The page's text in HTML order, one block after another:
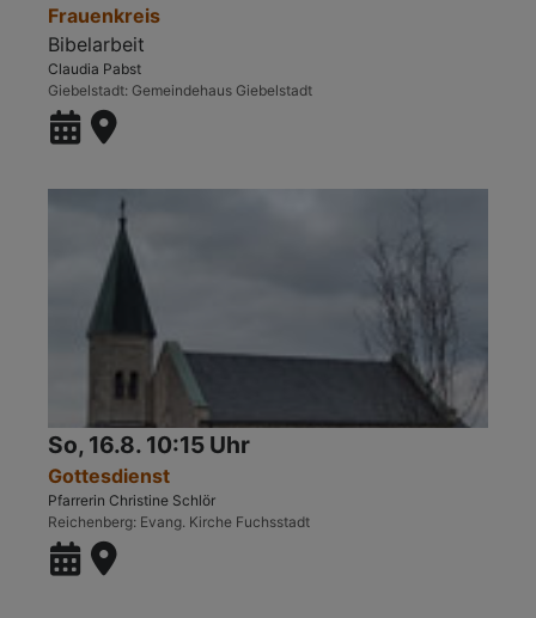
Frauenkreis
Bibelarbeit
Claudia Pabst
Giebelstadt Gemeindehaus Giebelstadt
So, 16.8. 10:15 Uhr
Gottesdienst
Pfarrerin Christine Schlör
Reichenberg Evang. Kirche Fuchsstadt